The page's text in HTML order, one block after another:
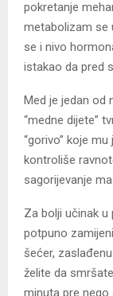
pokretanje
metabolizam se
se i nivo
istakao da pred
Med je jedan od
“medne dijete”
“gorivo” koje
kontroliše
sagorijevanje
Za bolji učinak
potpuno
šećer,
želite da
minuta pre nego